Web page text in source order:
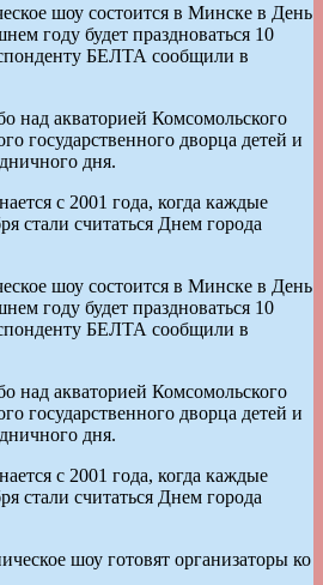
шоу состоится в Минске в День
году будет праздноваться 10
БЕЛТА сообщили в
над акваторией Комсомольского
государственного дворца детей и
дня.
с 2001 года, когда каждые
стали считаться Днем города
шоу состоится в Минске в День
году будет праздноваться 10
БЕЛТА сообщили в
над акваторией Комсомольского
государственного дворца детей и
дня.
с 2001 года, когда каждые
стали считаться Днем города